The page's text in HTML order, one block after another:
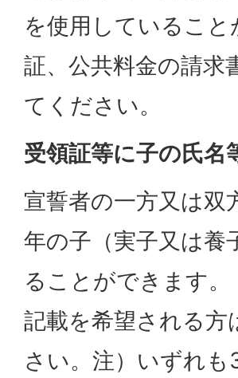
を使用しているこ
証、公共料金の請求
てください。
受領証等に子の氏名
宣誓者の一方又は双
年の子（実子又は養
ることができます。
記載を希望される方
さい。注）いずれ